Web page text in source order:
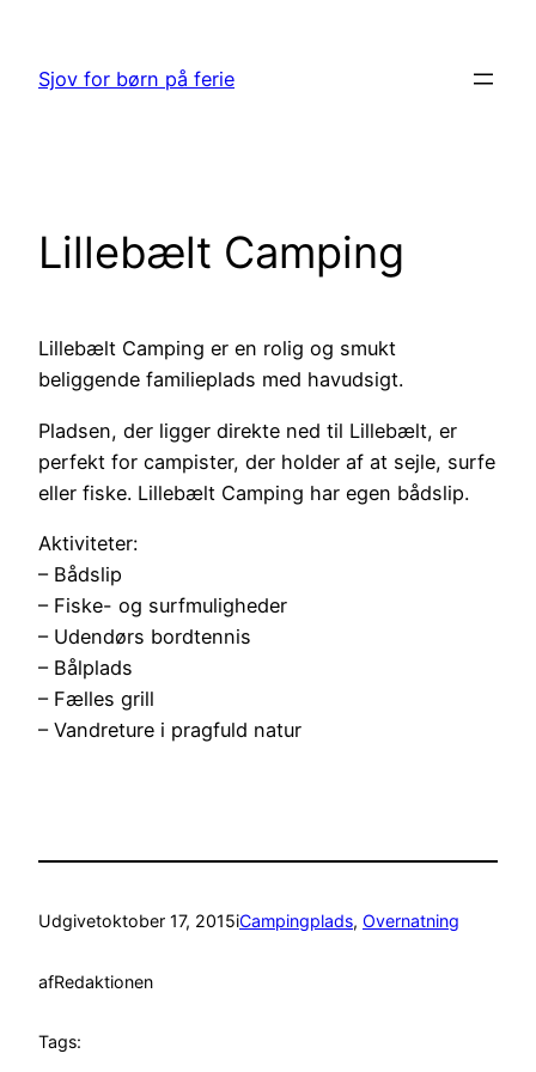
indhold
Sjov for børn på ferie
Lillebælt Camping
Lillebælt Camping er en rolig og smukt
beliggende familieplads med havudsigt.
Pladsen, der ligger direkte ned til Lillebælt, er
perfekt for campister, der holder af at sejle, surfe
eller fiske. Lillebælt Camping har egen bådslip.
Aktiviteter:
– Bådslip
– Fiske- og surfmuligheder
– Udendørs bordtennis
– Bålplads
– Fælles grill
– Vandreture i pragfuld natur
Udgivetoktober 17, 2015iCampingplads, Overnatning
afRedaktionen
Tags: